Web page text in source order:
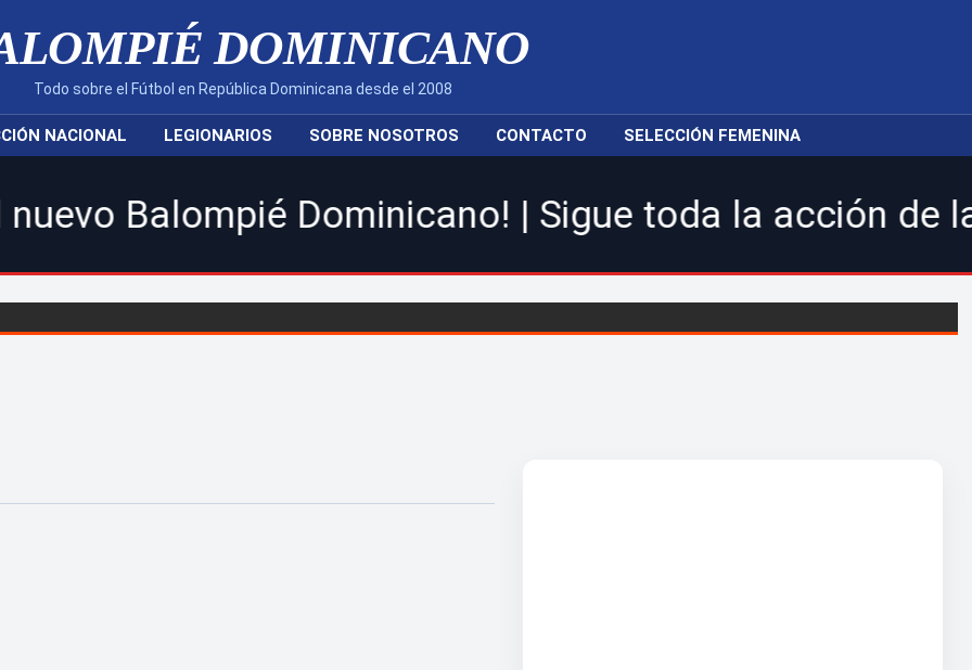
DOMINICANO
Todo sobre el Fútbol en República Dominicana desde el 2008
NACIONAL LEGIONARIOS SOBRE NOSOTROS CONTACTO SELECCIÓN FEMENINA
Dominicano! | Sigue toda la acción de la LDF,